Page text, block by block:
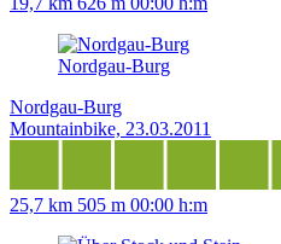
Nordgau-Burg
Nordgau-Burg
Mountainbike, 23.03.2011
25,7 km 505 m 00:00 h:m